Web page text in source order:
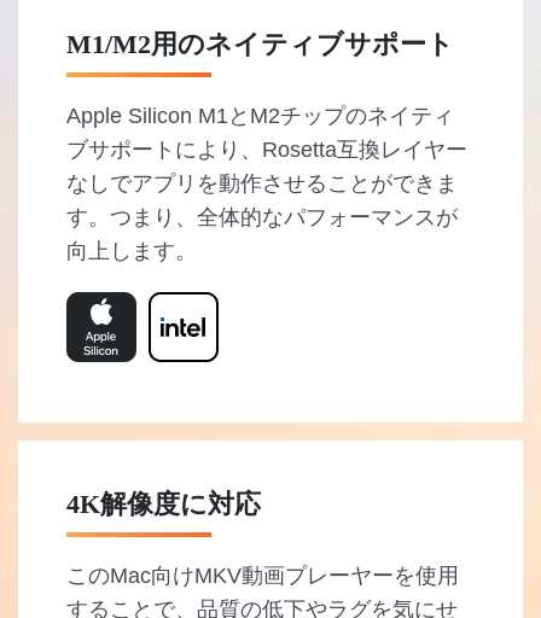
M1/M2用のネイティブサポート
Apple Silicon M1とM2チップのネイティ
ブサポートにより、Rosetta互換レイヤー
なしでアプリを動作させることができま
す。つまり、全体的なパフォーマンスが
向上します。
4K解像度に対応
このMac向けMKV動画プレーヤーを使用
することで、品質の低下やラグを気にせ